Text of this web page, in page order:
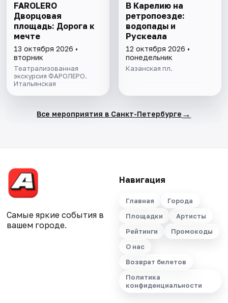
FAROLERO
Дворцовая
площадь: Дорога к
мечте
13 октября 2026 •
вторник
Театрализованная
экскурсия ФАРОЛЕРО.
Итальянская
В Карелию на
ретропоезде:
водопады и
Рускеала
12 октября 2026 •
понедельник
Казанская пл.
Все мероприятия в Санкт-Петербурге →
Самые яркие события в
вашем городе.
Навигация
Главная
Города
Площадки
Артисты
Рейтинги
Промокоды
О нас
Возврат билетов
Политика
конфиденциальности